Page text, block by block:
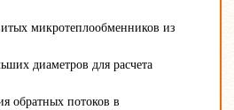
микротеплообменников из
диаметров для расчета
обратных потоков в